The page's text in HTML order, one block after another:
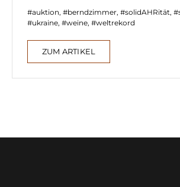
auktion, berndzimmer, solidAHRität,
ukraine, weine, weltrekord
ZUM ARTIKEL